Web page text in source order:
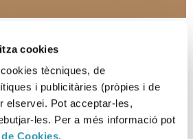
cookies
tècniques, de
i publicitàries (pròpies i de
elservei. Pot acceptar-les,
les. Per a més informació pot
Cookies.
de episodio
contaminación
por PM10